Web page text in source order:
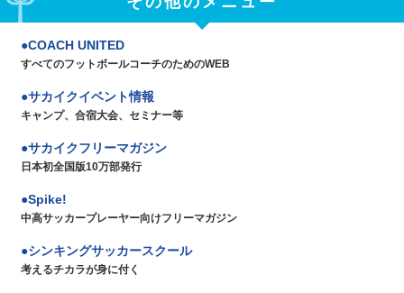
COACH UNITED
すべてのフットボールコーチのためのWEB
サカイクイベント情報
キャンプ、合宿大会、セミナー等
サカイクフリーマガジン
日本初全国版10万部発行
Spike!
中高サッカープレーヤー向けフリーマガジン
シンキングサッカースクール
考えるチカラが身に付く